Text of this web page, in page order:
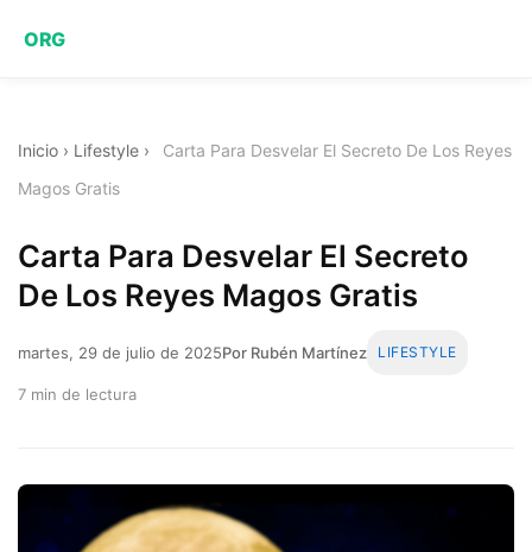
ORG
Inicio › Lifestyle ›
Carta Para Desvelar El Secreto De Los Reyes
Magos Gratis
Carta Para Desvelar El Secreto
De Los Reyes Magos Gratis
martes, 29 de julio de 2025Por Rubén Martínez LIFESTYLE
7 min de lectura